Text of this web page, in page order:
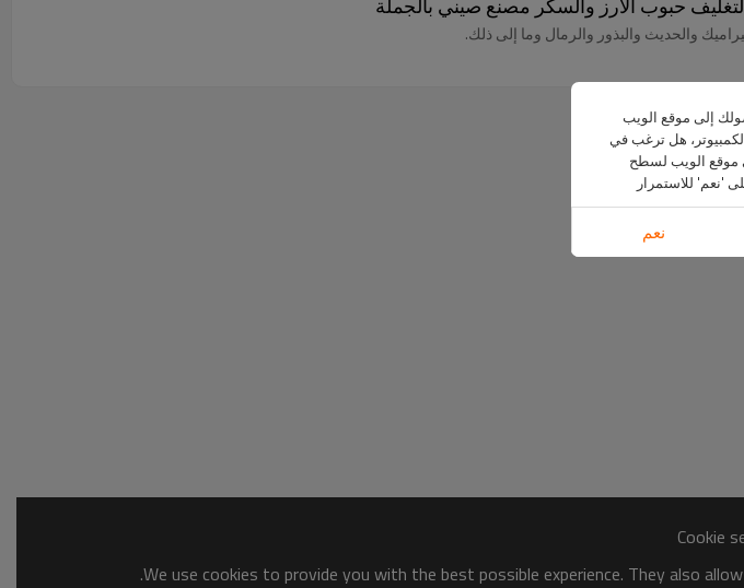
Cookie
We use cookies to provide you with the best possible experience. They also
إلى موقع الويب
هل ترغب في
موقع الويب لسطح
'نعم' للاستمرار
نعم